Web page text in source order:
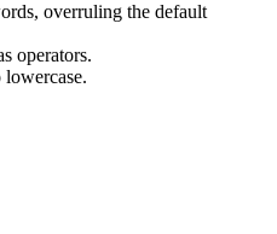
overruling the default
operators.